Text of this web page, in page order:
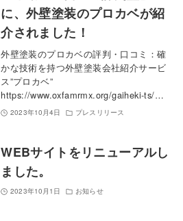
に、外壁塗装のプロカベが紹
介されました！
外壁塗装のプロカベの評判・口コミ：確
かな技術を持つ外壁塗装会社紹介サービ
ス”プロカベ”
https://www.oxfamrmx.org/gaiheki-ts/…
2023年10月4日 プレスリリース
WEBサイトをリニューアルし
ました。
2023年10月1日 お知らせ